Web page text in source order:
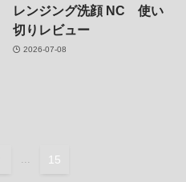
レンジング洗顔 NC 使い
切りレビュー
2026-07-08
... 15